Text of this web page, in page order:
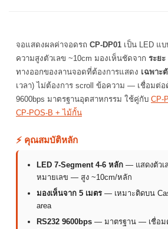
จอแสดงผลค่าจอดรถ CP-DP01 เป็น LED แ
ความสูงตัวเลข ~10cm มองเห็นชัดจาก ระยะ
ทางออกของลานจอดที่ต้องการแสดง เฉพาะ
เวลา) ไม่ต้องการ scroll ข้อความ — เชื่อมต่อ
9600bps มาตรฐานอุตสาหกรรม ใช้คู่กับ CP-
CP-POS-B + ไม้กั้น
⚡ คุณสมบัติหลัก
LED 7-Segment 4-6 หลัก — แสดงตัวเ
หมายเลข — สูง ~10cm/หลัก
มองเห็นจาก 5 เมตร — เหมาะติดบน
area
RS232 9600bps — มาตรฐาน — เชื่อม